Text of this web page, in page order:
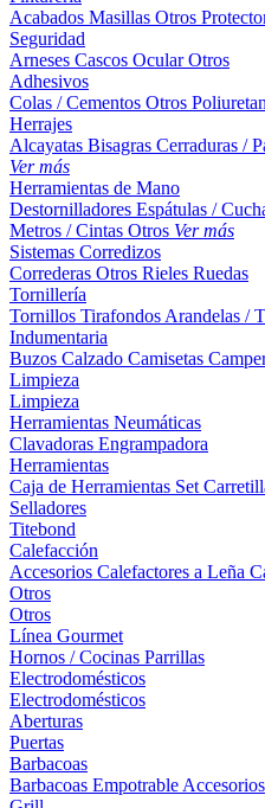
Acabados Masillas Otros
Seguridad
Arneses Cascos OcularOtros
Adhesivos
Colas / Cementos Otros
Herrajes
Alcayatas Bisagras Cerraduras /
Ver más
Herramientas de Mano
Destornilladores Espátulas /
Metros / Cintas Otros Ver más
Sistemas Corredizos
Correderas Otros Rieles Ruedas
Tornillería
Tornillos Tirafondos Arandelas /
Indumentaria
Buzos Calzado Camisetas
Limpieza
Limpieza
Herramientas Neumáticas
Clavadoras Engrampadora
Herramientas
Caja de Herramientas Set
Selladores
Titebond
Calefacción
Accesorios Calefactores a Leña
Otros
Otros
Línea Gourmet
Hornos / Cocinas Parrillas
Electrodomésticos
Electrodomésticos
Aberturas
Puertas
Barbacoas
Barbacoas Empotrable Accesorios